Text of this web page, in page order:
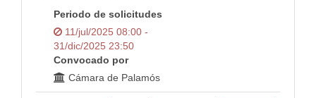
Periodo de solicitudes
11/jul/2025 08:00 -
31/dic/2025 23:50
Convocado por
Cámara de Palamós